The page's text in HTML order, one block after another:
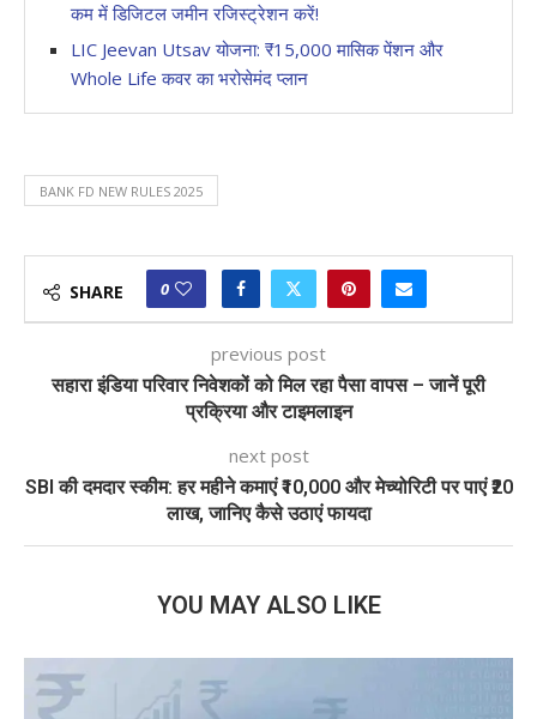
कम में डिजिटल जमीन रजिस्ट्रेशन करें!
LIC Jeevan Utsav योजना: ₹15,000 मासिक पेंशन और
Whole Life कवर का भरोसेमंद प्लान
BANK FD NEW RULES 2025
SHARE 0
previous post
सहारा इंडिया परिवार निवेशकों को मिल रहा पैसा वापस – जानें पूरी
प्रक्रिया और टाइमलाइन
next post
SBI की दमदार स्कीम: हर महीने कमाएं ₹10,000 और मेच्योरिटी पर पाएं ₹20
लाख, जानिए कैसे उठाएं फायदा
YOU MAY ALSO LIKE